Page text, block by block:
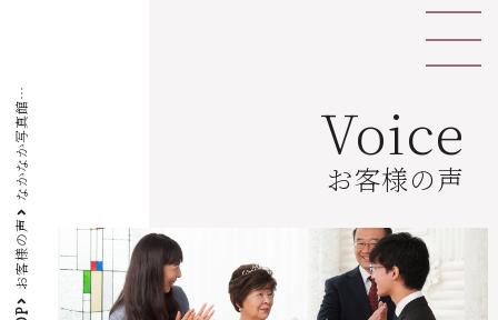
Voice
お客様の声
お客様の声
館
す